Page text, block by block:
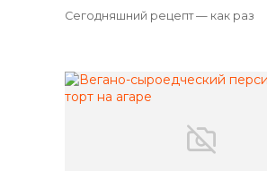
Сегодняшний рецепт — как раз